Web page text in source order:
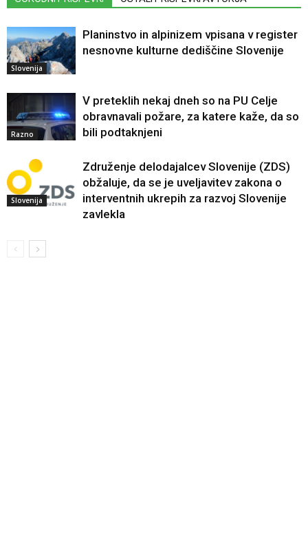
Slovenija
Planinstvo in alpinizem vpisana v register
nesnovne kulturne dediščine Slovenije
Razno
V preteklih nekaj dneh so na PU Celje
obravnavali požare, za katere kaže, da so
bili podtaknjeni
Slovenija
Združenje delodajalcev Slovenije (ZDS)
obžaluje, da se je uveljavitev zakona o
interventnih ukrepih za razvoj Slovenije
zavlekla